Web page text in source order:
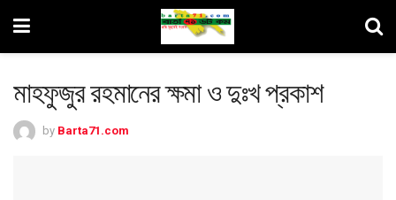
মাহফুজুর রহমানের ক্ষমা ও দুঃখ প্রকাশ
by Barta71.com